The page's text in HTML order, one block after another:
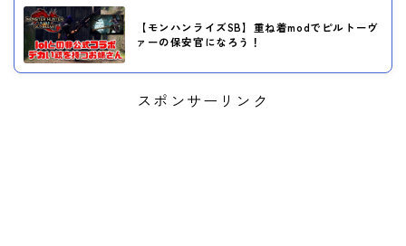
【モンハンライズSB】重ね着modでピルトーヴ
ァーの保安官になろう！
スポンサーリンク